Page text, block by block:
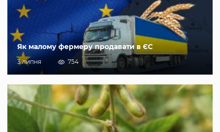
Як малому фермеру продавати в ЄС
3 липня 754